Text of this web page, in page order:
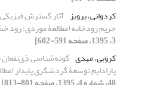
کردوانی، پرویز آثار گسترش
حریم رودخانه (مطالعۀ موردی: رود
3، 1395، صفحه 591-602]
کروبی، مهدی گونه‌شناسی ذی‌نفعان
پارادایم توسعۀ گردشگری پایدار